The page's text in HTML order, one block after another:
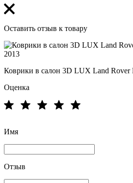
Оставить отзыв к товару
Коврики в салон 3D LUX Land Rover
Оценка
Имя
Отзыв